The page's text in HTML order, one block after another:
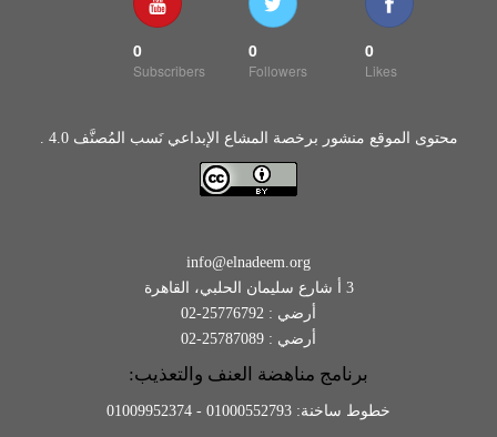
0
Likes
0
Followers
0
Subscribers
محتوى الموقع منشور برخصة المشاع الإبداعي نَسب المُصنَّف 4.0 .
info@elnadeem.org
3 أ شارع سليمان الحلبي، القاهرة
أرضي : 25776792-02
أرضي : 25787089-02
برنامج مناهضة العنف والتعذيب:
خطوط ساخنة: 01000552793 - 01009952374